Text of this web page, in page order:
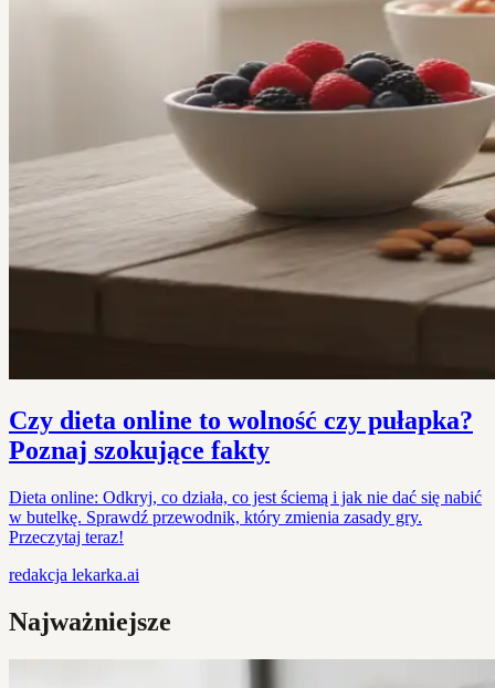
Czy dieta online to wolność czy pułapka?
Poznaj szokujące fakty
Dieta online: Odkryj, co działa, co jest ściemą i jak nie dać się nabić
w butelkę. Sprawdź przewodnik, który zmienia zasady gry.
Przeczytaj teraz!
redakcja lekarka.ai
Najważniejsze